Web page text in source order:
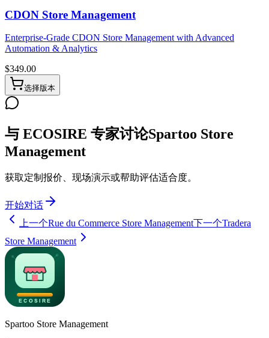
CDON Store Management
Enterprise-Grade CDON Store Management with Advanced
Automation & Analytics
$349.00
选择版本
与 ECOSIRE 专家讨论Spartoo Store
Management
获取定制报价、现场演示或帮助评估适合度。
开始对话
上一个Rue du Commerce Store Management下一个Tradera
Store Management
Spartoo Store Management